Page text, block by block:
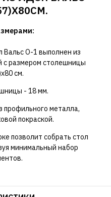
Вальс О-1 выполнен из
размером столешницы
см.
- 18 мм.
профильного металла,
покраской.
позволит собрать стол
минимальный набор